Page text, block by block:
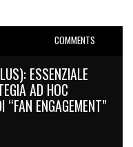
COMMENTS
ESSENZIALE
AD HOC
ENGAGEMENT”